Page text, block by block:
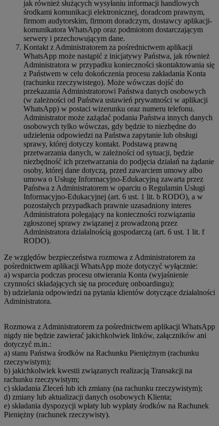
jak również służących wysyłaniu informacji handlowych
środkami komunikacji elektronicznej, doradcom prawnym,
firmom audytorskim, firmom doradczym, dostawcy aplikacji-
komunikatora WhatsApp oraz podmiotom dostarczającym
serwery i przechowującym dane.
Kontakt z Administratorem za pośrednictwem aplikacji
WhatsApp może nastąpić z inicjatywy Państwa, jak również
Administratora w przypadku konieczności skontaktowania się
z Państwem w celu dokończenia procesu zakładania Konta
(rachunku rzeczywistego). Może wówczas dojść do
przekazania Administratorowi Państwa danych osobowych
(w zależności od Państwa ustawień prywatności w aplikacji
WhatsApp) w postaci wizerunku oraz numeru telefonu.
Administrator może zażądać podania Państwa innych danych
osobowych tylko wówczas, gdy będzie to niezbędne do
udzielenia odpowiedzi na Państwa zapytanie lub obsługi
sprawy, której dotyczy kontakt. Podstawą prawną
przetwarzania danych, w zależności od sytuacji, będzie
niezbędność ich przetwarzania do podjęcia działań na żądanie
osoby, której dane dotyczą, przed zawarciem umowy albo
umowa o Usługę Informacyjno-Edukacyjną zawarta przez
Państwa z Administratorem w oparciu o Regulamin Usługi
Informacyjno-Edukacyjnej (art. 6 ust. 1 lit. b RODO), a w
pozostałych przypadkach prawnie uzasadniony interes
Administratora polegający na konieczności rozwiązania
zgłoszonej sprawy związanej z prowadzoną przez
Administratora działalnością gospodarczą (art. 6 ust. 1 lit. f
RODO).
Ze względów bezpieczeństwa rozmowa z Administratorem za
pośrednictwem aplikacji WhatsApp może dotyczyć wyłącznie:
a) wsparcia podczas procesu otwierania Konta (wyjaśnienie
czynności składających się na procedurę onboardingu);
b) udzielania odpowiedzi na pytania klientów dotyczące działalności
Administratora.
Rozmowa z Administratorem za pośrednictwem aplikacji WhatsApp
nigdy nie będzie zawierać jakichkolwiek linków, załączników ani
dotyczyć m.in.:
a) stanu Państwa środków na Rachunku Pieniężnym (rachunku
rzeczywistym);
b) jakichkolwiek kwestii związanych realizacją Transakcji na
rachunku rzeczywistym;
c) składania Zleceń lub ich zmiany (na rachunku rzeczywistym);
d) zmiany lub aktualizacji danych osobowych Klienta;
e) składania dyspozycji wpłaty lub wypłaty środków na Rachunek
Pieniężny (rachunek rzeczywisty).